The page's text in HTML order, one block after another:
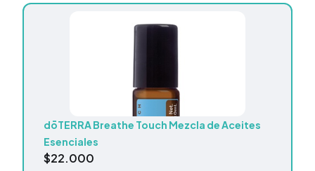
dōTERRA Breathe Touch Mezcla de Aceites
Esenciales
$22.000